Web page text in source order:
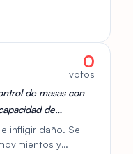
fuerte y
0
votos
de masas con
de
infligir daño. Se
y